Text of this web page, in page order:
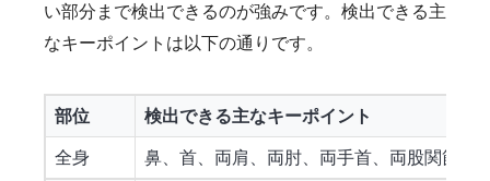
い部分まで検出できるのが強みです。検出できる主
なキーポイントは以下の通りです。
部位 検出できる主なキーポイント
全身 鼻、首、両肩、両肘、両手首、両股関節、